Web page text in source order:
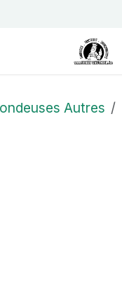
Autres